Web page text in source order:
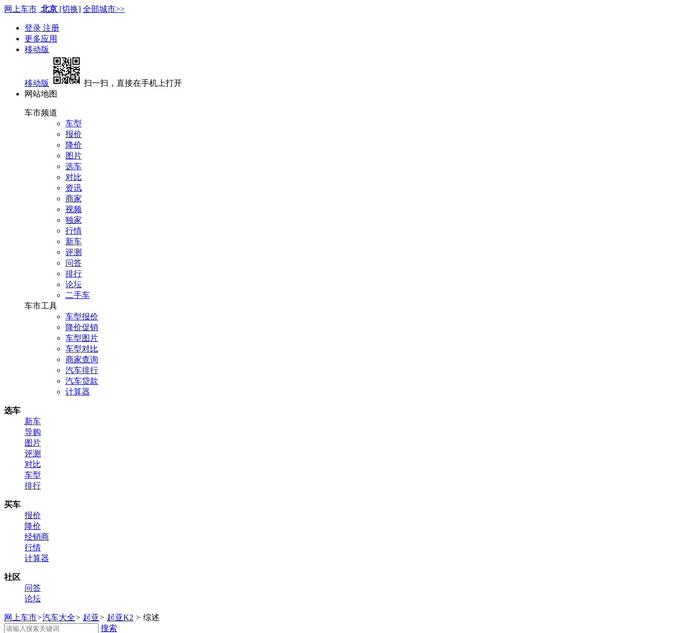
网上车市 北京 [切换] 全部城市>>
登录 注册
更多应用
移动版
移动版
扫一扫，直接在手机上打开
网站地图
车市频道
车型
报价
降价
图片
选车
对比
资讯
商家
视频
独家
行情
新车
评测
问答
排行
论坛
二手车
车市工具
车型报价
降价促销
车型图片
车型对比
商家查询
汽车排行
汽车贷款
计算器
选车
新车
导购
图片
评测
对比
车型
排行
买车
报价
降价
经销商
行情
计算器
社区
问答
论坛
网上车市>汽车大全> 起亚> 起亚K2 > 综述
搜索